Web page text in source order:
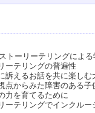
トーリーテリングによる
テリングの普遍性
えるお話を共に楽しむ
からみた障害のある子
を育てるために
テリングでインクルー